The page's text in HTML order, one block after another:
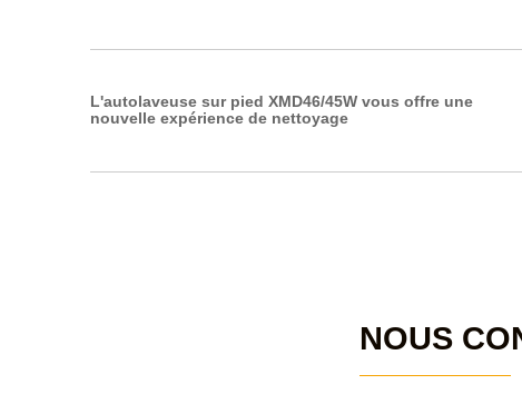
L'autolaveuse sur pied XMD46/45W vous offre une
nouvelle expérience de nettoyage
NOUS